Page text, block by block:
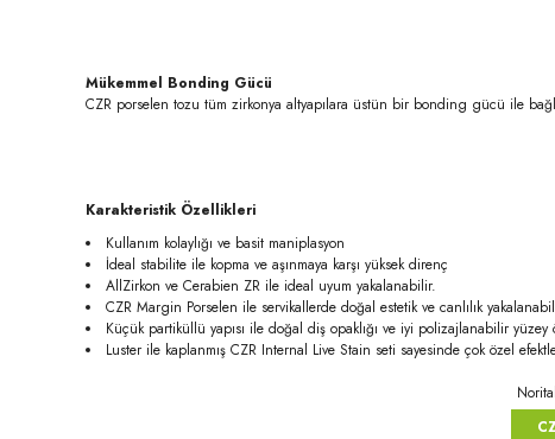
Mükemmel Bonding Gücü
CZR porselen tozu tüm zirkonya altyapılara üstün bir bonding gücü ile
Karakteristik Özellikleri
Kullanım kolaylığı ve basit maniplasyon
İdeal stabilite ile kopma ve aşınmaya karşı yüksek direnç
AllZirkon ve Cerabien ZR ile ideal uyum yakalanabilir.
CZR Margin Porselen ile servikallerde doğal estetik ve canlılık
Küçük partiküllü yapısı ile doğal diş opaklığı ve iyi polizajlanabilir
Luster ile kaplanmış CZR Internal Live Stain seti sayesinde çok özel